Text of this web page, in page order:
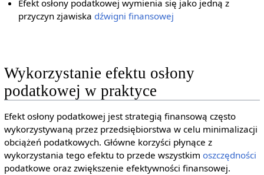
Efekt osłony podatkowej wymienia się jako jedną z
przyczyn zjawiska dźwigni finansowej
Wykorzystanie efektu osłony
podatkowej w praktyce
Efekt osłony podatkowej jest strategią finansową często
wykorzystywaną przez przedsiębiorstwa w celu minimalizacji
obciążeń podatkowych. Główne korzyści płynące z
wykorzystania tego efektu to przede wszystkim oszczędności
podatkowe oraz zwiększenie efektywności finansowej.